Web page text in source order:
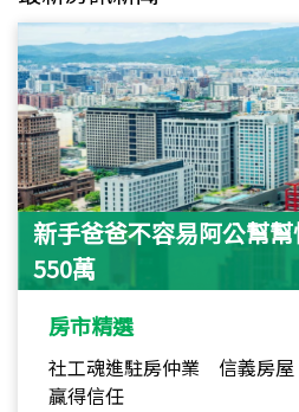
新手爸爸不容易阿公幫
550萬
房市精選
社工魂進駐房仲業 信義房屋
贏得信任